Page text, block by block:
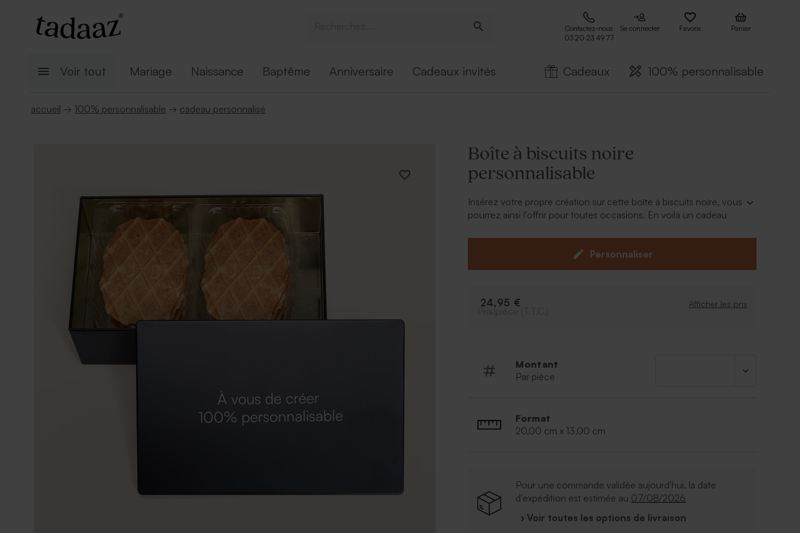
Contactez-nous
03 20 23 49 77
Se connecter Favoris Panier
Voir tout Mariage Naissance Baptême Anniversaire Cadeaux invités Cadeaux 100% personnalisable
accueil → 100% personnalisable → cadeau personnalisé
Boîte à biscuits noire
personnalisable
Insérez votre propre création sur cette boîte à biscuits noire, vous
pourrez ainsi l'offrir pour toutes occasions. En voilà un cadeau
À retenir :
beurre, sucre, oeufs
Personnaliser
24,95 € Afficher les prix
Montant
Par pièce
Format
20,00 cm x 13,00 cm
Pour une commande validée aujourd'hui, la date
d'expédition est estimée au 07/08/2026
› Voir toutes les options de livraison